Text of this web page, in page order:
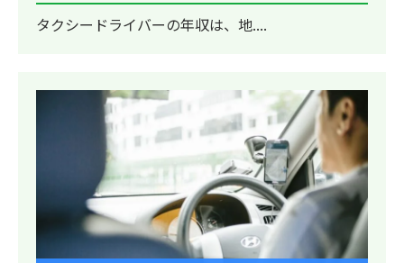
タクシードライバーの年収は、地....